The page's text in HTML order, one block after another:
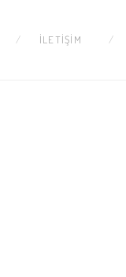
İLETİŞİM